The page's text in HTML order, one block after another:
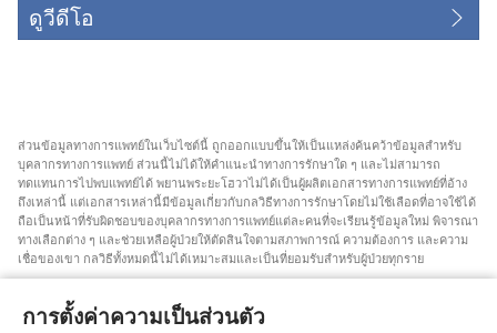
การตั้งค่าความเป็นส่วนตัว
ดูวีดีโอ
ส่วน​ข้อมูล​ทาง​การ​แพทย์​ใน​เว็บไซต์​นี้ ถูก​ออก​แบบ​ขึ้น​ให้​เป็น​แหล่ง​ค้นคว้า​ข้อมูล​สำหรับ​
บุคลากร​ทาง​การ​แพทย์ ส่วน​นี้​ไม่​ได้​ให้​คำ​แนะ​นำ​ทาง​การ​รักษา​ใด ๆ และ​ไม่​สามารถ​
ทดแทน​การ​ไป​พบ​แพทย์​ได้ พยาน​พระ​ยะโฮวา​ไม่​ได้​เป็น​ผู้​ผลิต​เอกสาร​ทาง​การ​แพทย์​ที่​อ้าง​
ถึง​เหล่า​นี้ แต่​เอกสาร​เหล่า​นี้​มี​ข้อมูล​เกี่ยว​กับ​กลวิธี​ทาง​การ​รักษา​โดย​ไม่​ใช้​เลือด​ที่​อาจ​ใช้​ได้
ถือ​เป็น​หน้า​ที่​รับผิดชอบ​ของ​บุคลากร​ทาง​การ​แพทย์​แต่​ละ​คน​ที่​จะ​เรียน​รู้​ข้อมูล​ใหม่ พิจารณา​
ทาง​เลือก​ต่าง ๆ และ​ช่วยเหลือ​ผู้​ป่วย​ให้​ตัดสิน​ใจ​ตาม​สภาพการณ์ ความ​ต้องการ และ​ความ​
เชื่อ​ของ​เขา กลวิธี​ทั้ง​หมด​นี้​ไม่​ได้​เหมาะ​สม​และ​เป็น​ที่​ยอม​รับ​สำหรับ​ผู้​ป่วย​ทุก​ราย
สภาพการณ์​และ​วิธี​การ​รักษา​ของ​คุณ คุณ​ต้อง​ไป​พบ​แพทย์​ถ้า​รู้สึก​ว่า​ตัว​เอง​ป่วย